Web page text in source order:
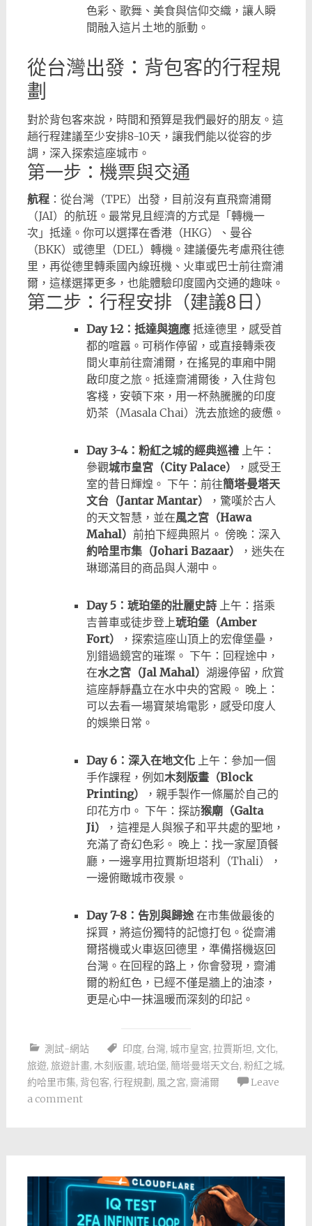
色彩、歌舞、美食與信仰交織，讓人瞬
間融入這片土地的脈動。
從台灣出發：背包客的行程規
劃
對於背包客來說，時間和預算是我們最好的朋友。這
趟行程建議至少安排8-10天，讓我們能以從容的步
調，深入探索這座城市。
第一步：機票與交通
航程：從台灣（TPE）出發，目前沒有直飛齋浦爾
（JAI）的航班。最常見且經濟的方式是「轉機一
次」抵達。你可以選擇在香港（HKG）、曼谷
（BKK）或德里（DEL）轉機。建議優先考慮飛往德
里，再從德里轉乘國內線班機、火車或巴士前往齋浦
爾，這樣選擇更多，也能體驗印度國內交通的趣味。
第二步：行程安排（建議8日）
Day 1-2：抵達與適應抵達德里，感受首
都的喧囂。可稍作停留，或直接轉乘夜
間火車前往齋浦爾，在搖晃的車廂中開
啟印度之旅。抵達齋浦爾後，入住背包
客棧，安頓下來，用一杯熱騰騰的印度
奶茶（Masala Chai）洗去旅途的疲憊。
Day 3-4：粉紅之城的經典巡禮上午：
參觀城市皇宮（City Palace）
，感受王
室的昔日輝煌。 下午：前往簡塔·曼塔天
文台（Jantar Mantar）
，驚嘆於古人
的天文智慧，並在風之宮（Hawa
Mahal） 前拍下經典照片。 傍晚：深入
約哈里市集（Johari Bazaar）
，迷失在
琳瑯滿目的商品與人潮中。
Day 5：琥珀堡的壯麗史詩上午：搭乘
吉普車或徒步登上琥珀堡（Amber
Fort）
，探索這座山頂上的宏偉堡壘，
別錯過鏡宮的璀璨。 下午：回程途中，
在水之宮（Jal Mahal） 湖邊停留，欣賞
這座靜靜矗立在水中央的宮殿。 晚上：
可以去看一場寶萊塢電影，感受印度人
的娛樂日常。
Day 6：深入在地文化上午：參加一個
手作課程，例如木刻版畫（Block
Printing）
，親手製作一條屬於自己的
印花方巾。 下午：探訪猴廟（Galta
Ji）
，這裡是人與猴子和平共處的聖地，
充滿了奇幻色彩。 晚上：找一家屋頂餐
廳，一邊享用拉賈斯坦塔利（Thali），
一邊俯瞰城市夜景。
Day 7-8：告別與歸途在市集做最後的
採買，將這份獨特的記憶打包。從齋浦
爾搭機或火車返回德里，準備搭機返回
台灣。在回程的路上，你會發現，齋浦
爾的粉紅色，已經不僅是牆上的油漆，
更是心中一抹溫暖而深刻的印記。
測試-網站 印度, 台灣, 城市皇宮, 拉賈斯坦, 文化,
旅遊, 旅遊計畫, 木刻版畫, 琥珀堡, 簡塔·曼塔天文台, 粉紅之城,
約哈里市集, 背包客, 行程規劃, 風之宮, 齋浦爾
Leave
a comment